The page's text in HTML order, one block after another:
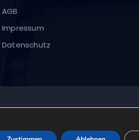
AGB
Impressum
Datenschutz